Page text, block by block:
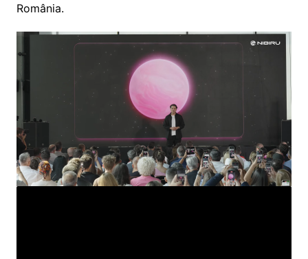
România.